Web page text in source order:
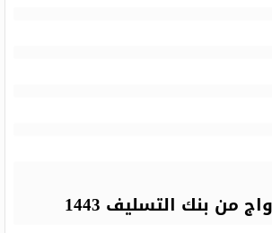
من بنك التسليف 1443